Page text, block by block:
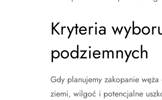
Kryteria
podziemnych
Gdy planujemy zakopanie
ziemi, wilgoć i potencjalne